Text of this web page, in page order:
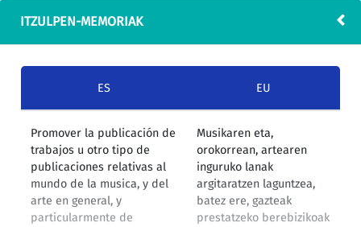
ITZULPEN-MEMORIAK
ES EU
Promover la publicación de
trabajos u otro tipo de
publicaciones relativas al
mundo de la musica, y del
arte en general, y
particularmente de
Musikaren eta,
orokorrean, artearen
inguruko lanak
argitaratzen laguntzea,
batez ere, gazteak
prestatzeko berebizikoak